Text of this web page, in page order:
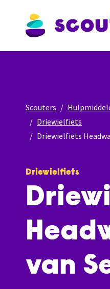
Scouters
Driewielfiets
Driewielfiets
Driewielfiets
van